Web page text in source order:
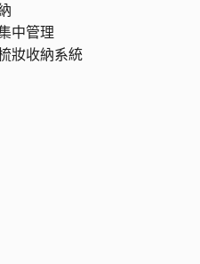
中管理
妝收納系統